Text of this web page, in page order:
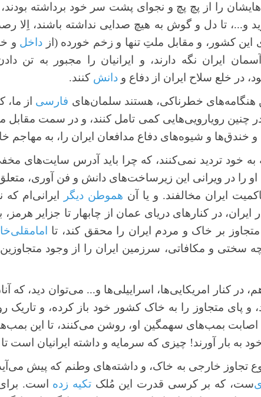
را از پچ پچ و نجوای پشت سر خود برداشته‌
و...، تا دل و گوش به هیچ صدایی نداشته باشند، اِلا
کشور، و مقابل ملتِ تنها و زخم خورده (از داخل و
ایران نگه دارند، و ایرانیان را مجبور به تن
در خلع سلاح ایران از دفاع و دانش کنند.
هنگامه‌های خطرناکی، هستند سلمان‌های فارسی از
در چنین رویارویی‌هایی کمی تامل کنند، و در سمت مقابل
و خندق‌ها و شیوه‌های دفاع مدافعان ایران را، به مهاجم
به خود تردید نمی‌کنند، که چرا باید آدرس سایت‌های
او را در ویرانی این زیرساخت‌های دانش و فن آوری، متعلق
ایران مخالفند. و یا آن هموطن دیگر
ایرانی‌ام که
در کنارهای دریای عمان از چابهار تا جزایر
بر خاک و مردم ایران را محقق کند، تا
چه سختی و مکافاتی، سرزمین ایران را از وجود
در کنار امریکایی‌ها، اسراییلی‌ها و... می‌توان دید، که
و پای متجاوز را به خاک کشور خود باز کرده، و تاریک
بمب‌های سهمگین او، روشن می‌کنند، تا این بمب‌ها
به بار آورند! چیزی که سرمایه و داشته ایرانیان است
تجاوز خارجی به خاک، و داشته‌های وطنم که پیش
ست، که بر کرسی قدرت این مُلک تکیه زده است.